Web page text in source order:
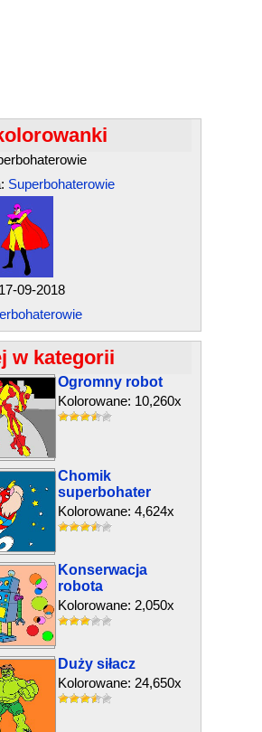
Superbohaterowie
09-2018
w kategorii
Ogromny robot
Kolorowane: 10,260x
Chomik
superbohater
Kolorowane: 4,624x
Konserwacja
robota
Kolorowane: 2,050x
Duży siłacz
Kolorowane: 24,650x